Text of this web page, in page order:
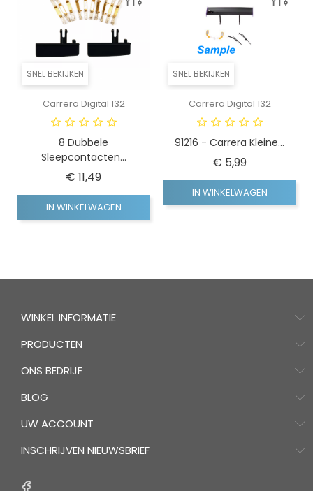
SNEL BEKIJKEN
Carrera Digital 132
8 Dubbele
Sleepcontacten...
€ 11,49Prijs
IN WINKELWAGEN
SNEL BEKIJKEN
Carrera Digital 132
91216 - Carrera Kleine...
€ 5,99Prijs
IN WINKELWAGEN
WINKEL INFORMATIE
PRODUCTEN
ONS BEDRIJF
BLOG
UW ACCOUNT
INSCHRIJVEN NIEUWSBRIEF